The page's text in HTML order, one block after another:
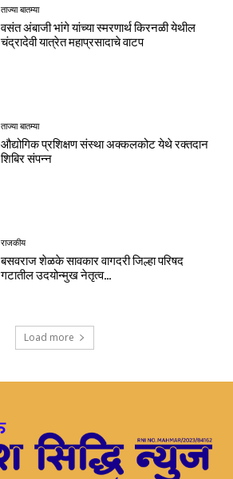
ताज्या बातम्या
वसंत अंबाजी भांगे यांच्या स्मरणार्थ किरनळी येथील
चंद्रादेवी यात्रेत महाप्रसादाचे वाटप
ताज्या बातम्या
औद्योगिक प्रशिक्षण संस्था अक्कलकोट येथे रक्तदान
शिबिर संपन्न
राजकीय
बसवराज शेळके सावकार वागदरी जिल्हा परिषद
गटातील उदयोन्मुख नेतृत्व…
Load more